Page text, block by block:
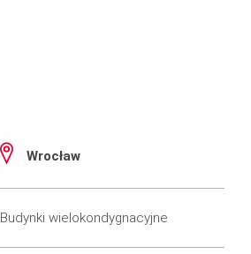
Wrocław
Budynki wielokondygnacyjne